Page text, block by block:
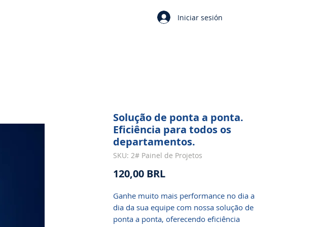
Iniciar sesión
Solução de ponta a ponta.
Eficiência para todos os
departamentos.
SKU: 2# Painel de Projetos
120,00 BRLPrecio
Ganhe muito mais performance no dia a
dia da sua equipe com nossa solução de
ponta a ponta, oferecendo eficiência